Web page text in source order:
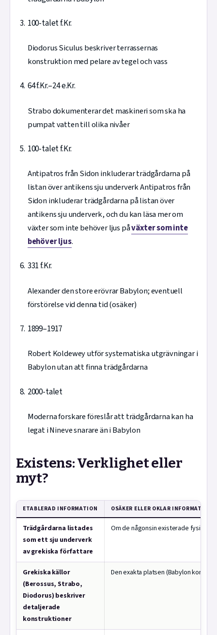
100-talet f.Kr.
Diodorus Siculus beskriver terrassernas
konstruktion med pelare av tegel och vass
64 f.Kr.–24 e.Kr.
Strabo dokumenterar det maskineri som ska ha
pumpat vatten till olika nivåer
100-talet f.Kr.
Antipatros från Sidon inkluderar trädgårdarna på
listan över antikens sju underverk Antipatros från
Sidon inkluderar trädgårdarna på listan över
antikens sju underverk, och du kan läsa mer om
växter som inte behöver ljus påväxter som inte
behöver ljus.
331 f.Kr.
Alexander den store erövrar Babylon; eventuell
förstörelse vid denna tid (osäker)
1899–1917
Robert Koldewey utför systematiska utgrävningar i
Babylon utan att finna trädgårdarna
2000-talet
Moderna forskare föreslår att trädgårdarna kan ha
legat i Nineve snarare än i Babylon
Existens: Verklighet eller
myt?
ETABLERAD INFORMATION OSÄKER ELLER OKLAR INFORMATION
Trädgårdarna listades
som ett sju underverk
av grekiska författare
Om de någonsin existerade fysiskt
Grekiska källor
(Berossus, Strabo,
Diodorus) beskriver
detaljerade
konstruktioner
Den exakta platsen (Babylon kontra